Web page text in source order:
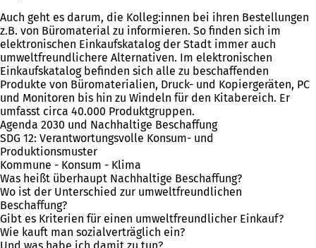
Auch geht es darum, die Kolleg:innen bei ihren Bestellungen
z.B. von Büromaterial zu informieren. So finden sich im
elektronischen Einkaufskatalog der Stadt immer auch
umweltfreundlichere Alternativen. Im elektronischen
Einkaufskatalog befinden sich alle zu beschaffenden
Produkte von Büromaterialien, Druck- und Kopiergeräten, PC
und Monitoren bis hin zu Windeln für den Kitabereich. Er
umfasst circa 40.000 Produktgruppen.
Agenda 2030 und Nachhaltige Beschaffung
SDG 12: Verantwortungsvolle Konsum- und
Produktionsmuster
Kommune - Konsum - Klima
Was heißt überhaupt Nachhaltige Beschaffung?
Wo ist der Unterschied zur umweltfreundlichen
Beschaffung?
Gibt es Kriterien für einen umweltfreundlicher Einkauf?
Wie kauft man sozialverträglich ein?